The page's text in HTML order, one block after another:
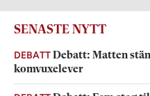
SENASTE NYTT
DEBATTDebatt: Matten
komvuxelever